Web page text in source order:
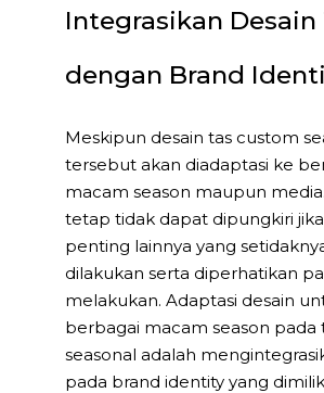
Integrasikan Desain
dengan Brand
Meskipun desain tas custom
tersebut akan diadaptasi ke
macam season maupun
tetap tidak dapat dipungkiri
penting lainnya yang
dilakukan serta diperhatikan
melakukan. Adaptasi desain
berbagai macam season pada
seasonal adalah
pada brand identity yang